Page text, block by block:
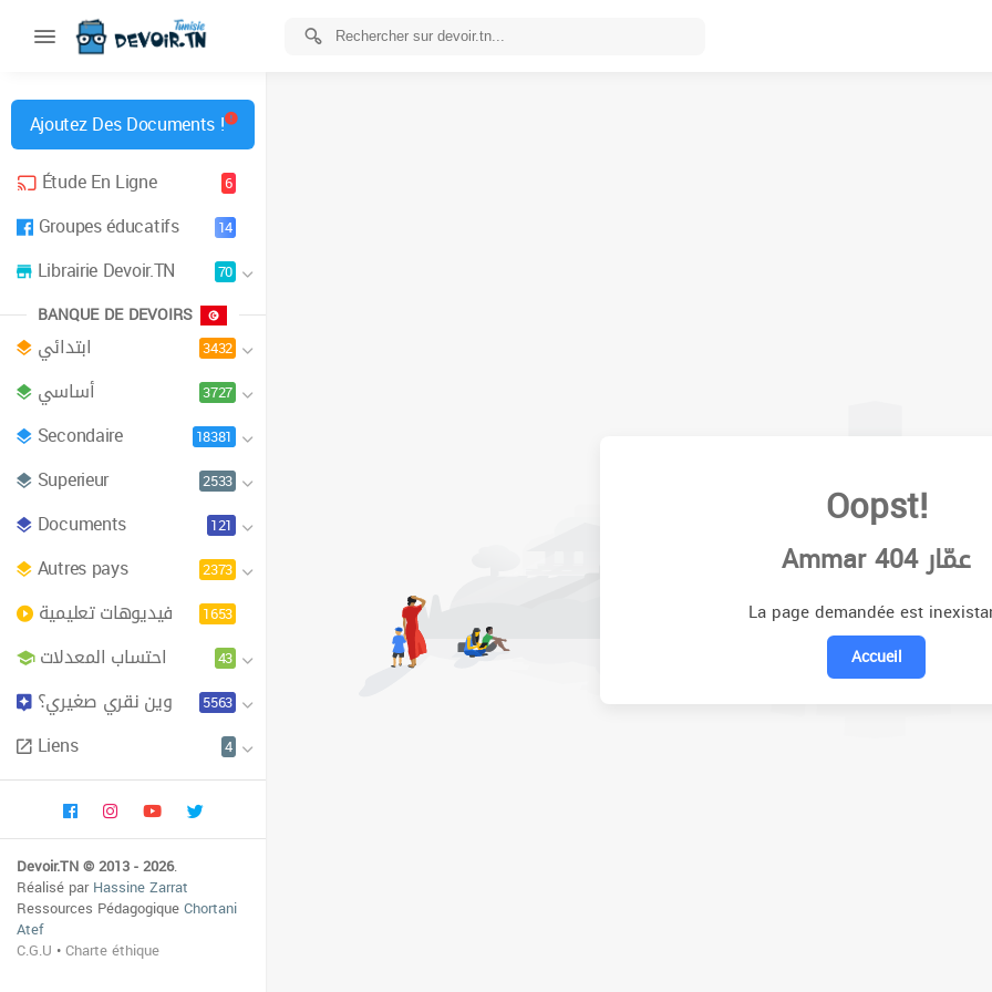
Ajoutez Des Documents !
Étude En Ligne
6
Groupes éducatifs 14
Librairie Devoir.TN 70
BANQUE DE DEVOIRS
ابتدائي 3432
أساسي 3727
Secondaire 18381
Superieur 2533
Documents 121
Autres pays 2373
فيديوهات تعليمية 1653
احتساب المعدلات 43
وين نقري صغيري؟ 5563
Liens 4
Devoir.TN © 2013 - 2026.
Réalisé parHassine Zarrat
Ressources PédagogiqueChortani
Atef
C.G.U •Charte éthique
Oopst!
Ammar 404 عمّار
La page demandée est
Accueil